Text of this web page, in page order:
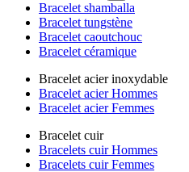
Bracelet shamballa
Bracelet tungstène
Bracelet caoutchouc
Bracelet céramique
Bracelet acier inoxydable
Bracelet acier Hommes
Bracelet acier Femmes
Bracelet cuir
Bracelets cuir Hommes
Bracelets cuir Femmes